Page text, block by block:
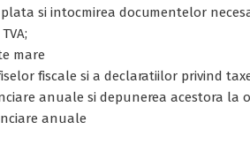
si intocmirea documentelor
mare
fiscale si a declaratiilor privind
anuale si depunerea acestora la
anuale